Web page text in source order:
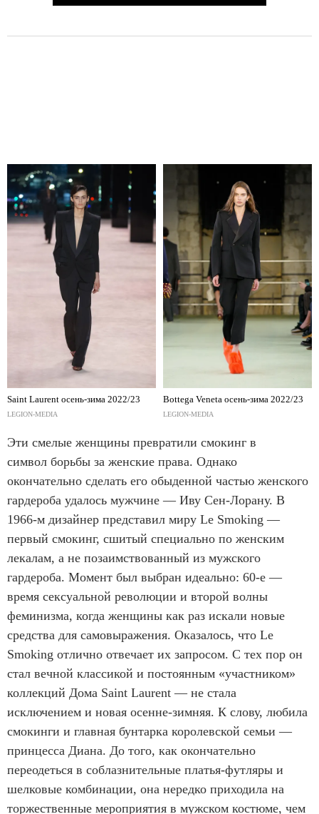
Saint Laurent осень-зима 2022/23
LEGION-MEDIA
Bottega Veneta осень-зима 2022/23
LEGION-MEDIA
Эти смелые женщины превратили смокинг в
символ борьбы за женские права. Однако
окончательно сделать его обыденной частью женского
гардероба удалось мужчине — Иву Сен-Лорану. В
1966-м дизайнер представил миру Le Smoking —
первый смокинг, сшитый специально по женским
лекалам, а не позаимствованный из мужского
гардероба. Момент был выбран идеально: 60-е —
время сексуальной революции и второй волны
феминизма, когда женщины как раз искали новые
средства для самовыражения. Оказалось, что Le
Smoking отлично отвечает их запросом. С тех пор он
стал вечной классикой и постоянным «участником»
коллекций Дома Saint Laurent — не стала
исключением и новая осенне-зимняя. К слову, любила
смокинги и главная бунтарка королевской семьи —
принцесса Диана. До того, как окончательно
переодеться в соблазнительные платья-футляры и
шелковые комбинации, она нередко приходила на
торжественные мероприятия в мужском костюме, чем